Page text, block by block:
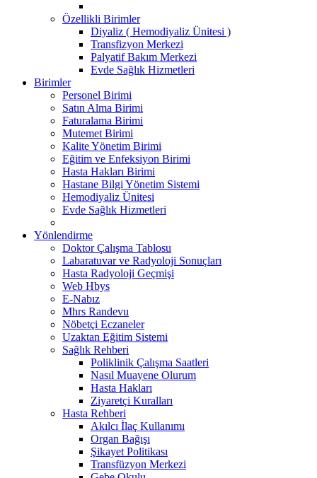
Özellikli Birimler
Diyaliz ( Hemodiyaliz Ünitesi )
Transfizyon Merkezi
Palyatif Bakım Merkezi
Evde Sağlık Hizmetleri
Birimler
Personel Birimi
Satın Alma Birimi
Faturalama Birimi
Mutemet Birimi
Kalite Yönetim Birimi
Eğitim ve Enfeksiyon Birimi
Hasta Hakları Birimi
Hastane Bilgi Yönetim Sistemi
Hemodiyaliz Ünitesi
Evde Sağlık Hizmetleri
Yönlendirme
Doktor Çalışma Tablosu
Labaratuvar ve Radyoloji Sonuçları
Hasta Radyoloji Geçmişi
Web Hbys
E-Nabız
Mhrs Randevu
Nöbetçi Eczaneler
Uzaktan Eğitim Sistemi
Sağlık Rehberi
Poliklinik Çalışma Saatleri
Nasıl Muayene Olurum
Hasta Hakları
Ziyaretçi Kuralları
Hasta Rehberi
Akılcı İlaç Kullanımı
Organ Bağışı
Şikayet Politikası
Transfüzyon Merkezi